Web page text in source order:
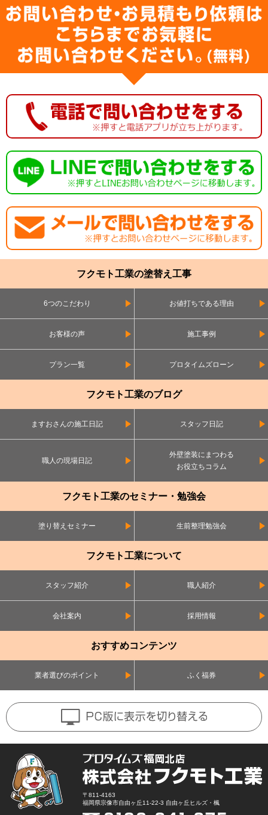
フクモト工業の塗替え工事
6つのこだわり お値打ちである理由
お客様の声 施工事例
プラン一覧 プロタイムズローン
フクモト工業のブログ
ますおさんの施工日記 スタッフ日記
職人の現場日記
外壁塗装にまつわる
お役立ちコラム
フクモト工業のセミナー・勉強会
塗り替えセミナー 生前整理勉強会
フクモト工業について
スタッフ紹介 職人紹介
会社案内 採用情報
おすすめコンテンツ
業者選びのポイント ふく福券
〒811-4163
福岡県宗像市自由ヶ丘11-22-3 自由ヶ丘ヒルズ・楓